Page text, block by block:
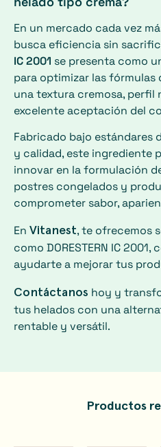
En un mercado cada vez
busca eficiencia sin
IC 2001 se presenta como
para optimizar las fórmulas
una textura cremosa,
excelente aceptación del
Fabricado bajo estándares
y calidad, este ingrediente
innovar en la formulación
postres congelados y
comprometer sabor,
En Vitanest, te ofrecemos
como DORESTERN IC
ayudarte a mejorar tus
Contáctanos hoy y
tus helados con una
rentable y versátil.
Productos